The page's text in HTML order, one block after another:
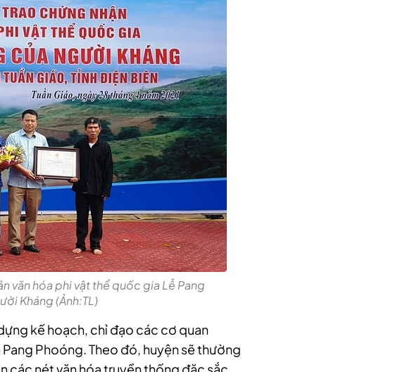
văn hóa phi vật thể quốc gia Lễ Pang
Kháng (Ảnh:TL)
kế hoạch, chỉ đạo các cơ quan
Phoóng. Theo đó, huyện sẽ thường